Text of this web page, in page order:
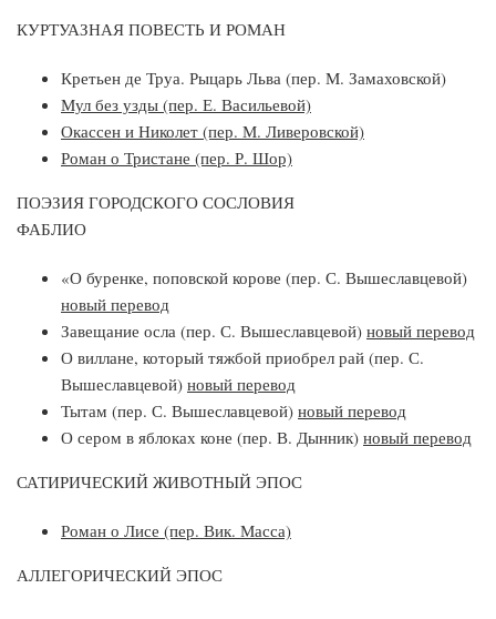
КУРТУАЗНАЯ ПОВЕСТЬ И РОМАН
Кретьен де Труа. Рыцарь Льва (пер. М. Замаховской)
Мул без узды (пер. Е. Васильевой)
Окассен и Николет (пер. М. Ливеровской)
Роман о Тристане (пер. Р. Шор)
ПОЭЗИЯ ГОРОДСКОГО СОСЛОВИЯ
ФАБЛИО
«О буренке, поповской корове (пер. С. Вышеславцевой)
новый перевод
Завещание осла (пер. С. Вышеславцевой) новый перевод
О виллане, который тяжбой приобрел рай (пер. С.
Вышеславцевой) новый перевод
Тытам (пер. С. Вышеславцевой) новый перевод
О сером в яблоках коне (пер. В. Дынник) новый перевод
САТИРИЧЕСКИЙ ЖИВОТНЫЙ ЭПОС
Роман о Лисе (пер. Вик. Масса)
АЛЛЕГОРИЧЕСКИЙ ЭПОС